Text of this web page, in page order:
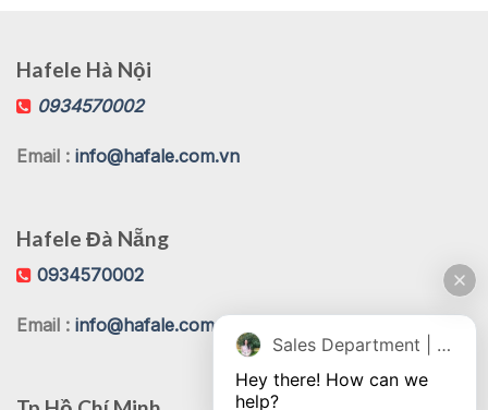
Hafele Hà Nội
0934570002
Email : info@hafale.com.vn
Hafele Đà Nẵng
0934570002
Email : info@hafale.com.vn
Sales Department | Chat online
Hey there! How can we
help?